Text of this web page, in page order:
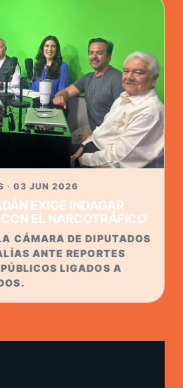
· 03 JUN 2026
EXIGE INDAGAR
EL NARCOTRÁFICO
CÁMARA DE DIPUTADOS
ANTE REPORTES
LIGADOS A